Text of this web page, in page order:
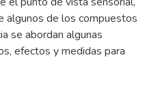
algunos de los compuestos
se abordan algunas
efectos y medidas para